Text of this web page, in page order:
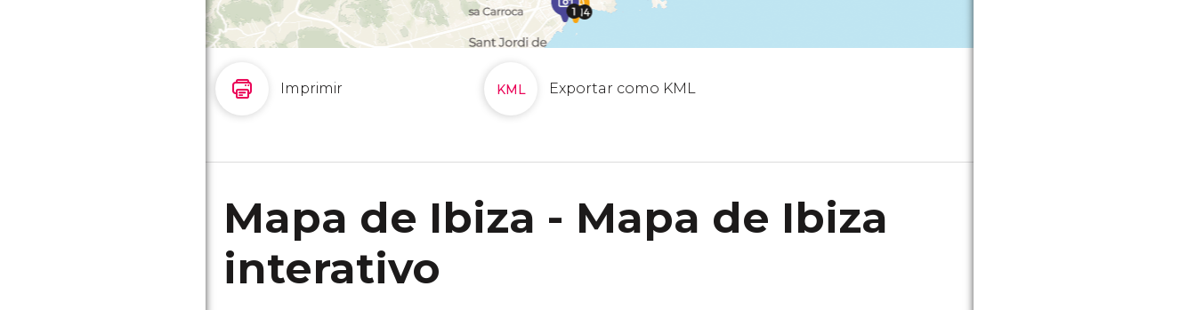
Imprimir Exportar como KML
Mapa de Ibiza - Mapa de Ibiza
interativo